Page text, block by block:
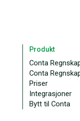
Produkt
Conta
Conta
Priser
Integrasjoner
Bytt til Conta